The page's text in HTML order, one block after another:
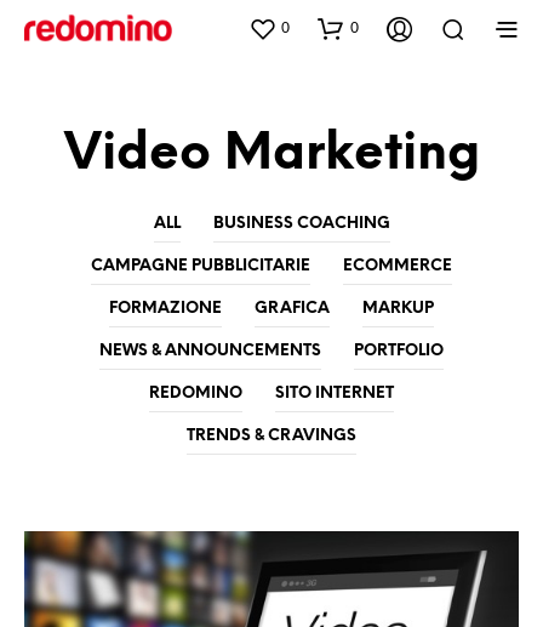
0 0
Video Marketing
ALL BUSINESS COACHING
CAMPAGNE PUBBLICITARIE ECOMMERCE
FORMAZIONE GRAFICA MARKUP
NEWS & ANNOUNCEMENTS PORTFOLIO
REDOMINO SITO INTERNET
TRENDS & CRAVINGS